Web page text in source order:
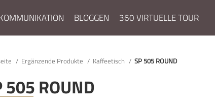
BLOGGEN 360 VIRTUELLE TOUR
Ergänzende Produkte Kaffeetisch SP 505 ROUND
505 ROUND